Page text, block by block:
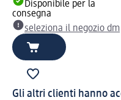
Disponibile per la
consegna
seleziona il negozio dm
Gli altri clienti hanno